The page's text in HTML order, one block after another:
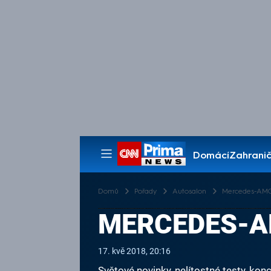
Domácí
Pořady
Domů Pořady Autosalon Mercedes-
MERCEDES-
17. kvě 2018, 20:16